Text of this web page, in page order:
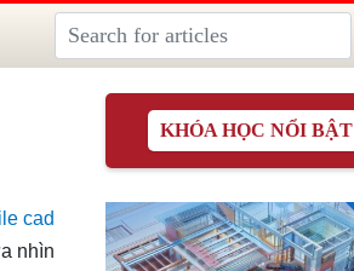
cad
nhìn
KHÓA HỌC NỔI BẬT